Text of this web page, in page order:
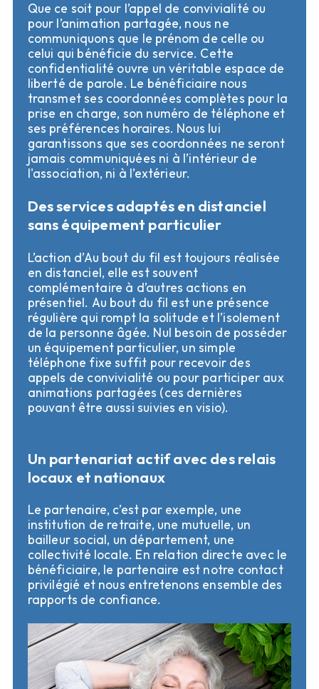
Que ce soit pour l’appel de convivialité ou
pour l’animation partagée, nous ne
communiquons que le prénom de celle ou
celui qui bénéficie du service. Cette
confidentialité ouvre un véritable espace de
liberté de parole. Le bénéficiaire nous
transmet ses coordonnées complètes pour la
prise en charge, son numéro de téléphone et
ses préférences horaires. Nous lui
garantissons que ses coordonnées ne seront
jamais communiquées ni à l’intérieur de
l'association, ni à l’extérieur.
Des services adaptés en distanciel
sans équipement particulier
L’action d’Au bout du fil est toujours réalisée
en distanciel, elle est souvent
complémentaire à d’autres actions en
présentiel. Au bout du fil est une présence
régulière qui rompt la solitude et l’isolement
de la personne âgée. Nul besoin de posséder
un équipement particulier, un simple
téléphone fixe suffit pour recevoir des
appels de convivialité ou pour participer aux
animations partagées (ces dernières
pouvant être aussi suivies en visio).
Un partenariat actif avec des relais
locaux et nationaux
Le partenaire, c’est par exemple, une
institution de retraite, une mutuelle, un
bailleur social, un département, une
collectivité locale. En relation directe avec le
bénéficiaire, le partenaire est notre contact
privilégié et nous entretenons ensemble des
rapports de confiance.